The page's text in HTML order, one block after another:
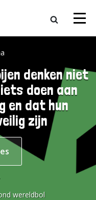
denken niet
doen aan
en dat hun
zijn
wereldbol